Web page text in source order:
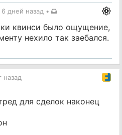
6 дней назад •
квинси было ощущение,
нехило так заебался.
назад
для сделок наконец